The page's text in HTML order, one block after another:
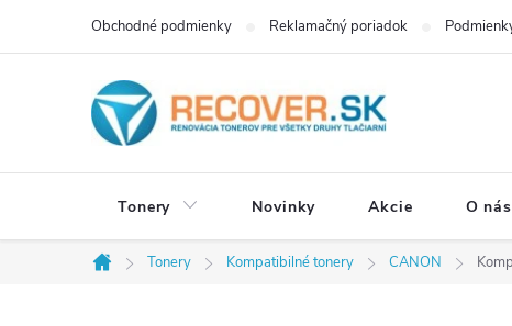
Obchodné podmienky Reklamačný poriadok
Tonery Novinky Akcie O nás
Domov
Tonery Kompatibilné tonery CANON